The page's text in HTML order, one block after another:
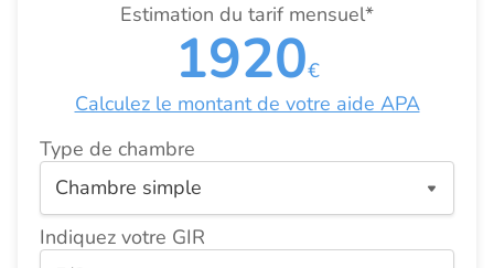
Estimation du tarif mensuel*
1920€
Calculez le montant de votre aide APA
Type de chambre
Indiquez votre GIR